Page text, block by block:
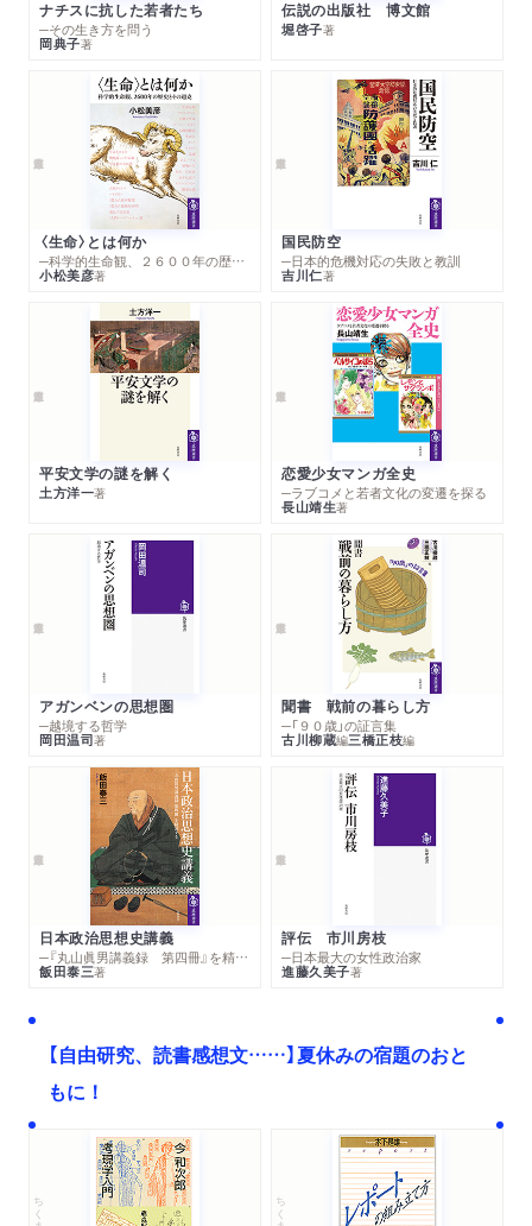
ナチスに抗した若者たち
─その生き方を問う
岡典子著
伝説の出版社 博文館
堀啓子著
〈生命〉とは何か
─科学的生命観、２６００年の歴史とその超克
小松美彦著
国民防空
─日本的危機対応の失敗と教訓
吉川仁著
平安文学の謎を解く
土方洋一著
恋愛少女マンガ全史
─ラブコメと若者文化の変遷を探る
長山靖生著
アガンベンの思想圏
─越境する哲学
岡田温司著
聞書 戦前の暮らし方
─「９０歳」の証言集
古川柳蔵編三橋正枝編
日本政治思想史講義
─『丸山眞男講義録 第四冊』を精読する
飯田泰三著
評伝 市川房枝
─日本最大の女性政治家
進藤久美子著
【自由研究、読書感想文……】夏休みの宿題のおと
もに！
ちくま文庫 ちくま学芸文庫